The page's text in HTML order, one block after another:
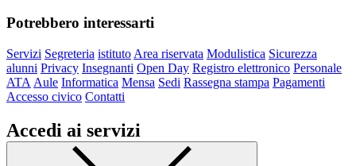
Potrebbero interessarti
Servizi Segreteria istituto Area riservata Modulistica Sicurezza
alunni Privacy Insegnanti Open Day Registro elettronico Personale
ATA Aule Informatica Mensa Sedi Rassegna stampa Pagamenti
Accesso civico Contatti
Accedi ai servizi